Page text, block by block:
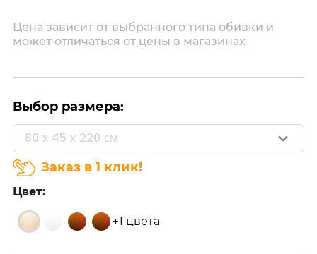
Цена зависит от выбранного типа обивки и
может отличаться от цены в магазинах
Выбор размера:
80 x 45 x 220 см
Заказ в 1 клик!
Цвет:
+1 цвета